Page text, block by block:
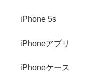
iPhone 5s
iPhoneアプリ
iPhoneケース